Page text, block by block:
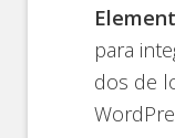
para
dos de